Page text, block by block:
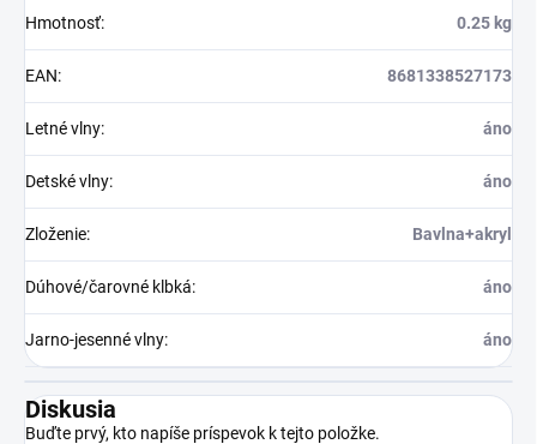
Hmotnosť: 0.25 kg
EAN: 8681338527173
Letné vlny: áno
Detské vlny: áno
Zloženie: Bavlna+akryl
Dúhové/čarovné klbká: áno
Jarno-jesenné vlny: áno
Diskusia
Buďte prvý, kto napíše príspevok k tejto položke.